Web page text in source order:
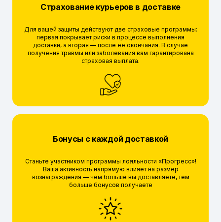
Страхование курьеров в доставке
Для вашей защиты действуют две страховые программы:
первая покрывает риски в процессе выполнения
доставки, а вторая — после её окончания. В случае
получения травмы или заболевания вам гарантирована
страховая выплата.
Бонусы с каждой доставкой
Станьте участником программы лояльности «Прогресс»!
Ваша активность напрямую влияет на размер
вознаграждения — чем больше вы доставляете, тем
больше бонусов получаете